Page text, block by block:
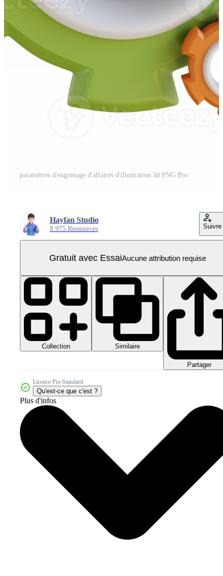
paramètres d'engrenage d'affaires d'illustration 3d PNG Pro
Hayfan Studio
8 975 Ressources Suivre
Gratuit avec EssaiAucune attribution requise
Collection Similaire
Partager
Licence Pro Standard
Qu'est-ce que c'est ?
Plus d'infos